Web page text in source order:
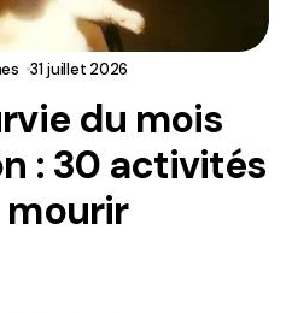
31 juillet 2026
du mois
: 30 activités
mourir